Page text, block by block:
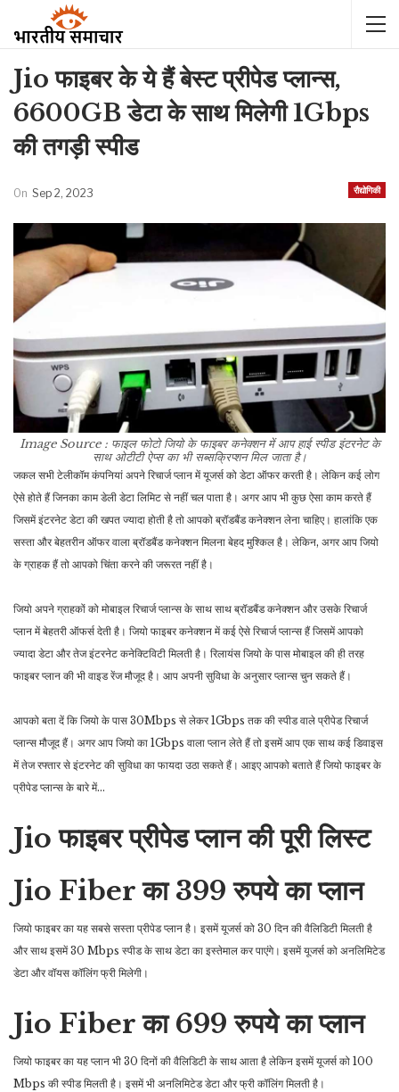
Jio फाइबर के ये हैं बेस्ट प्रीपेड प्लान्स,
6600GB डेटा के साथ मिलेगी 1Gbps
की तगड़ी स्पीड
रौद्योगिकी
On Sep 2, 2023
Image Source : फाइल फोटोजियो के फाइबर कनेक्शन में आप हाई स्पीड इंटरनेट के
साथ ओटीटी ऐप्स का भी सब्सक्रिप्शन मिल जाता है।
जकल सभी टेलीकॉम कंपनियां अपने रिचार्ज प्लान में यूजर्स को डेटा ऑफर करती है। लेकिन कई लोग
ऐसे होते हैं जिनका काम डेली डेटा लिमिट से नहीं चल पाता है। अगर आप भी कुछ ऐसा काम करते हैं
जिसमें इंटरनेट डेटा की खपत ज्यादा होती है तो आपको ब्रॉडबैंड कनेक्शन लेना चाहिए। हालांकि एक
सस्ता और बेहतरीन ऑफर वाला ब्रॉडबैंड कनेक्शन मिलना बेहद मुश्किल है। लेकिन, अगर आप जियो
के ग्राहक हैं तो आपको चिंता करने की जरूरत नहीं है।
जियो अपने ग्राहकों को मोबाइल रिचार्ज प्लान्स के साथ साथ ब्रॉडबैंड कनेक्शन और उसके रिचार्ज
प्लान में बेहतरी ऑफर्स देती है। जियो फाइबर कनेक्शन में कई ऐसे रिचार्ज प्लान्स हैं जिसमें आपको
ज्यादा डेटा और तेज इंटरनेट कनेक्टिविटी मिलती है। रिलायंस जियो के पास मोबाइल की ही तरह
फाइबर प्लान की भी वाइड रेंज मौजूद है। आप अपनी सुविधा के अनुसार प्लान्स चुन सकते हैं।
आपको बता दें कि जियो के पास 30Mbps से लेकर 1Gbps तक की स्पीड वाले प्रीपेड रिचार्ज
प्लान्स मौजूद हैं। अगर आप जियो का 1Gbps वाला प्लान लेते हैं तो इसमें आप एक साथ कई डिवाइस
में तेज रफ्तार से इंटरनेट की सुविधा का फायदा उठा सकते हैं। आइए आपको बताते हैं जियो फाइबर के
प्रीपेड प्लान्स के बारे में…
Jio फाइबर प्रीपेड प्लान की पूरी लिस्ट
Jio Fiber का 399 रुपये का प्लान
जियो फाइबर का यह सबसे सस्ता प्रीपेड प्लान है। इसमें यूजर्स को 30 दिन की वैलिडिटी मिलती है
और साथ इसमें 30 Mbps स्पीड के साथ डेटा का इस्तेमाल कर पाएंगे। इसमें यूजर्स को अनलिमिटेड
डेटा और वॉयस कॉलिंग फ्री मिलेगी।
Jio Fiber का 699 रुपये का प्लान
जियो फाइबर का यह प्लान भी 30 दिनों की वैलिडिटी के साथ आता है लेकिन इसमें यूजर्स को 100
Mbps की स्पीड मिलती है। इसमें भी अनलिमिटेड डेटा और फ्री कॉलिंग मिलती है।